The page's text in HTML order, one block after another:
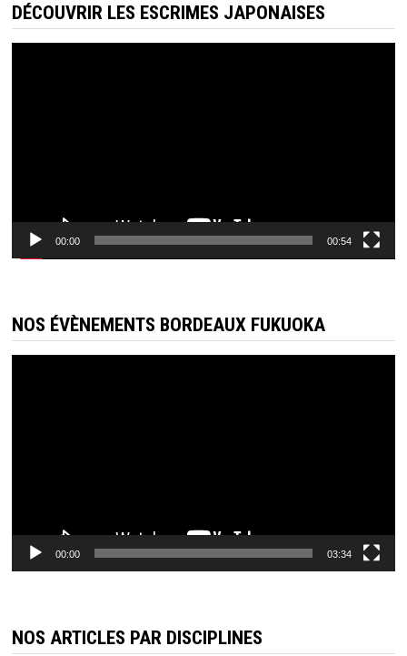
DÉCOUVRIR LES ESCRIMES JAPONAISES
00:00 00:54
NOS ÉVÈNEMENTS BORDEAUX FUKUOKA
00:00 03:34
NOS ARTICLES PAR DISCIPLINES